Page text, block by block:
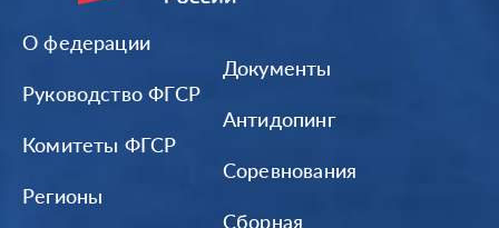
О федерации
Руководство ФГСР
Комитеты ФГСР
Регионы
Документы
Антидопинг
Соревнования
Сборная